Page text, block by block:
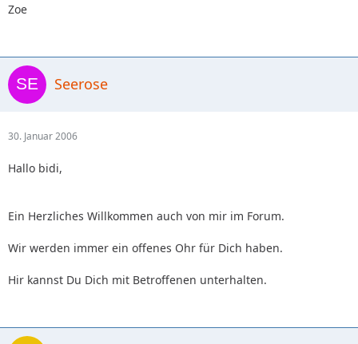
Zoe
Seerose
30. Januar 2006
Hallo bidi,
Ein Herzliches Willkommen auch von mir im Forum.
Wir werden immer ein offenes Ohr für Dich haben.
Hir kannst Du Dich mit Betroffenen unterhalten.